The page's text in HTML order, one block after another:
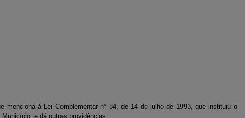
menciona à Lei Complementar n° 84, de 14 de julho de 1993, que instituiu o
e dá outras providências.